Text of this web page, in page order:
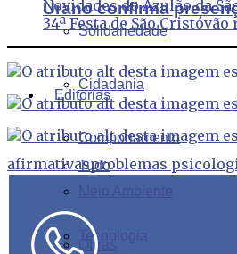
Solidariedade
Cidadania
Comportamento
Meio Ambiente
Obras
Urano confirma
Editorias
Tudo
Tecnologia
Novidades do Azulão da
34ª Festa de São
afirmativasproblemas